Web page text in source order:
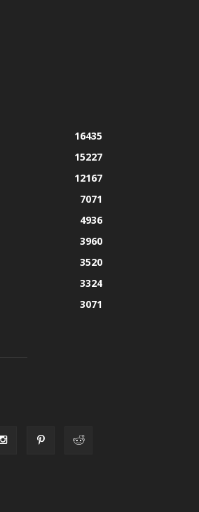
16435
15227
12167
7071
4936
3960
3520
3324
3071